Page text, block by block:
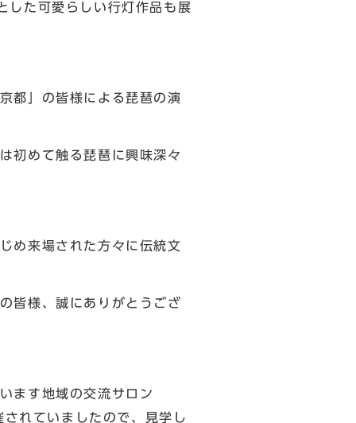
した可愛らしい行灯作品も展
」の皆様による琵琶の演
初めて触る琵琶に興味深々
め来場された方々に伝統文
皆様、誠にありがとうござ
ます地域の交流サロン
れていましたので、見学し